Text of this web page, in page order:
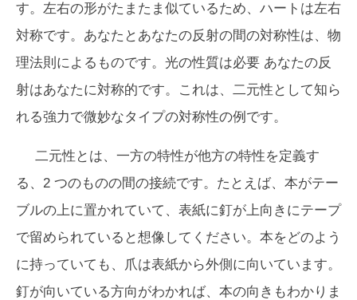
す。左右の形がたまたま似ているため、ハートは左右
対称です。あなたとあなたの反射の間の対称性は、物
理法則によるものです。光の性質は必要 あなたの反
射はあなたに対称的です。これは、二元性として知ら
れる強力で微妙なタイプの対称性の例です。
二元性とは、一方の特性が他方の特性を定義す
る、2 つのものの間の接続です。たとえば、本がテー
ブルの上に置かれていて、表紙に釘が上向きにテープ
で留められていると想像してください。本をどのよう
に持っていても、爪は表紙から外側に向いています。
釘が向いている方向がわかれば、本の向きもわかりま